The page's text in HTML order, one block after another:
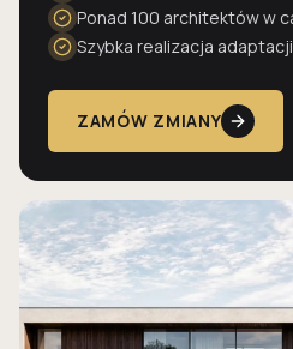
Ponad 100 architektów w
Szybka realizacja adaptacji
ZAMÓW ZMIANY